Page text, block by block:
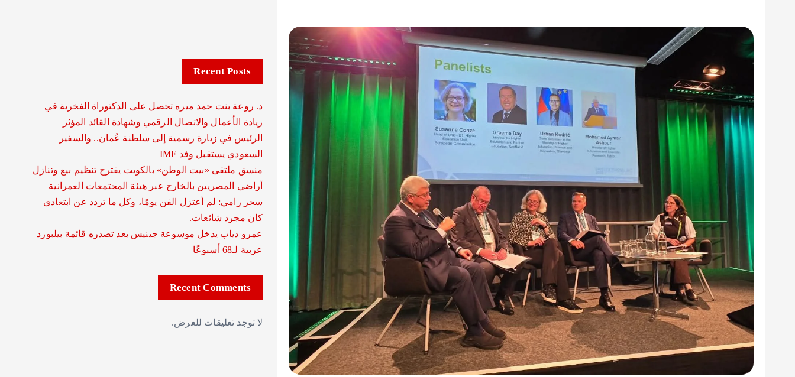
Recent Posts
د. روعة بنت حمد ميره تحصل على الدكتوراة الفخرية في
ريادة الأعمال والاتصال الرقمي وشهادة القائد المؤثر
الرئيس في زيارة رسمية إلى سلطنة عُمان.. والسفير
السعودي يستقبل وفد IMF
منسق ملتقى «بيت الوطن» بالكويت يقترح تنظيم بيع وتنازل
أراضي المصريين بالخارج عبر هيئة المجتمعات العمرانية
سحر رامي: لم أعتزل الفن يومًا، وكل ما تردد عن ابتعادي
كان مجرد شائعات.
عمرو دياب يدخل موسوعة جينيس بعد تصدره قائمة بيلبورد
عربية لـ68 أسبوعًا
Recent Comments
لا توجد تعليقات للعرض.